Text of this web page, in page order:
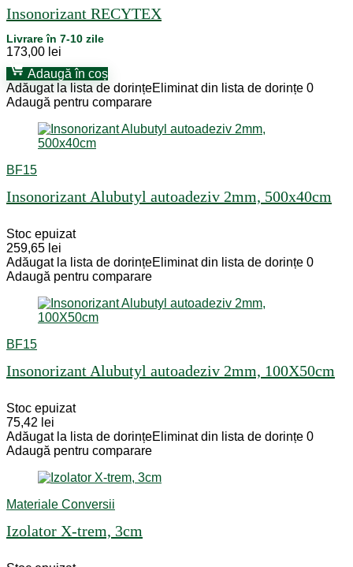
Insonorizant RECYTEX
Livrare în 7-10 zile
173,00 lei
Adaugă în coș
Adăugat la lista de dorințeEliminat din lista de dorințe 0
Adaugă pentru comparare
BF15
Insonorizant Alubutyl autoadeziv 2mm, 500x40cm
Stoc epuizat
259,65 lei
Adăugat la lista de dorințeEliminat din lista de dorințe 0
Adaugă pentru comparare
BF15
Insonorizant Alubutyl autoadeziv 2mm, 100X50cm
Stoc epuizat
75,42 lei
Adăugat la lista de dorințeEliminat din lista de dorințe 0
Adaugă pentru comparare
Materiale Conversii
Izolator X-trem, 3cm